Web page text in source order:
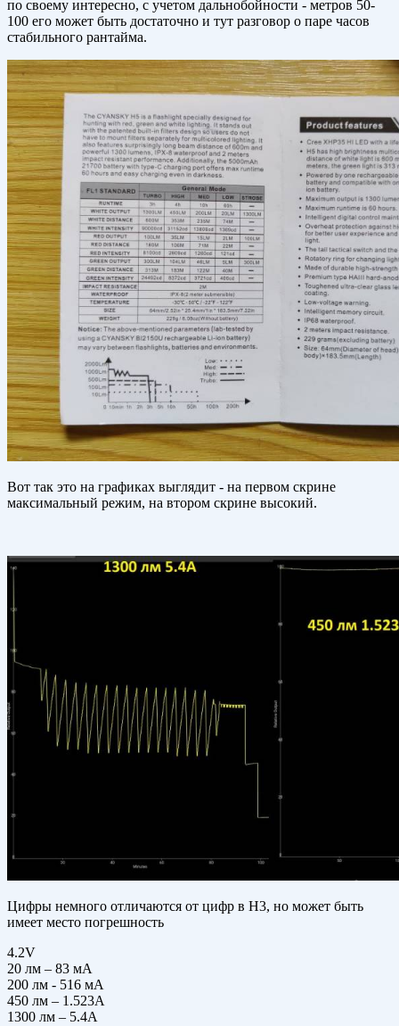
по своему интересно, с учетом дальнобойности - метров 50-
100 его может быть достаточно и тут разговор о паре часов
стабильного рантайма.
Вот так это на графиках выглядит - на первом скрине
максимальный режим, на втором скрине высокий.
Цифры немного отличаются от цифр в Н3, но может быть
имеет место погрешность
4.2V
20 лм – 83 мА
200 лм - 516 мА
450 лм – 1.523А
1300 лм – 5.4А